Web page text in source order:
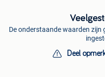
De onderstaande waarden zijn
Deel